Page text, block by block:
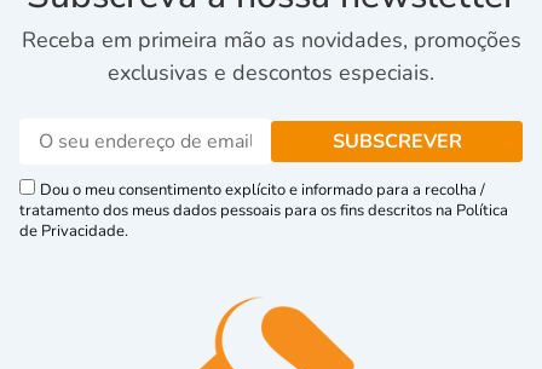
Receba em primeira mão as novidades, promoções
exclusivas e descontos especiais.
Dou o meu consentimento explícito e informado para a recolha /
tratamento dos meus dados pessoais para os fins descritos na Política
de Privacidade.